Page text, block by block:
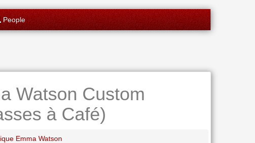
People
Watson Custom
à Café)
Emma Watson